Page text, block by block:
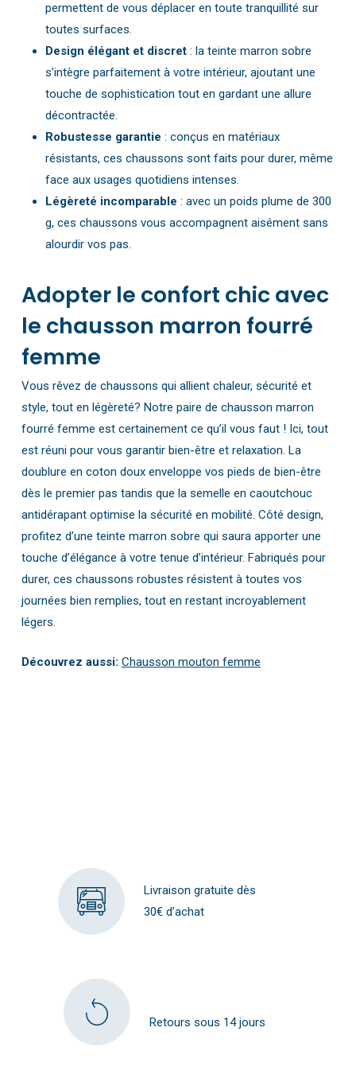
permettent de vous déplacer en toute tranquillité sur
toutes surfaces.
Design élégant et discret: la teinte marron sobre
s’intègre parfaitement à votre intérieur, ajoutant une
touche de sophistication tout en gardant une allure
décontractée.
Robustesse garantie : conçus en matériaux
résistants, ces chaussons sont faits pour durer, même
face aux usages quotidiens intenses.
Légèreté incomparable : avec un poids plume de 300
g, ces chaussons vous accompagnent aisément sans
alourdir vos pas.
Adopter le confort chic avec
le chausson marron fourré
femme
Vous rêvez de chaussons qui allient chaleur, sécurité et
style, tout en légèreté? Notre paire de chausson marron
fourré femme est certainement ce qu’il vous faut ! Ici, tout
est réuni pour vous garantir bien-être et relaxation. La
doublure en coton doux enveloppe vos pieds de bien-être
dès le premier pas tandis que la semelle en caoutchouc
antidérapant optimise la sécurité en mobilité. Côté design,
profitez d’une teinte marron sobre qui saura apporter une
touche d’élégance à votre tenue d’intérieur. Fabriqués pour
durer, ces chaussons robustes résistent à toutes vos
journées bien remplies, tout en restant incroyablement
légers.
Découvrez aussi: Chausson mouton femme
Livraison gratuite dès
30€ d’achat
Retours sous 14 jours